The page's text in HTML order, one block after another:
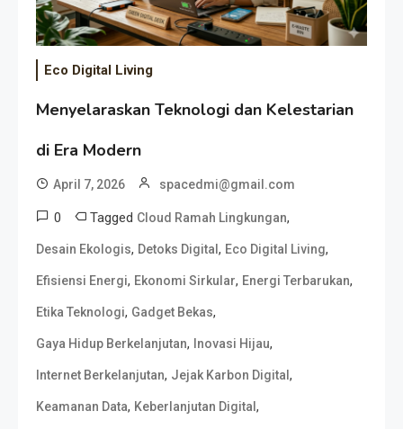
Eco Digital Living
Menyelaraskan Teknologi dan Kelestarian
di Era Modern
April 7, 2026 spacedmi@gmail.com
0 Tagged Cloud Ramah Lingkungan,
Desain Ekologis, Detoks Digital , Eco Digital Living,
Efisiensi Energi, Ekonomi Sirkular, Energi Terbarukan,
Etika Teknologi, Gadget Bekas,
Gaya Hidup Berkelanjutan, Inovasi Hijau,
Internet Berkelanjutan, Jejak Karbon Digital ,
Keamanan Data, Keberlanjutan Digital ,